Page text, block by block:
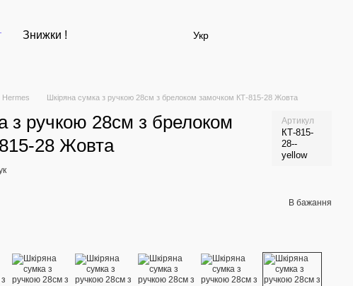
Знижки ! Укр
Hermes Шкіряна сумка з ручкою 28см з брелоком замочком КТ-815-28 Жовта
з ручкою 28см з брелоком
28 Жовта
Артикул
КТ-815-
28--
yellow
В бажання